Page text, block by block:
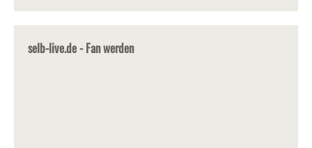
selb-live.de - Fan werden